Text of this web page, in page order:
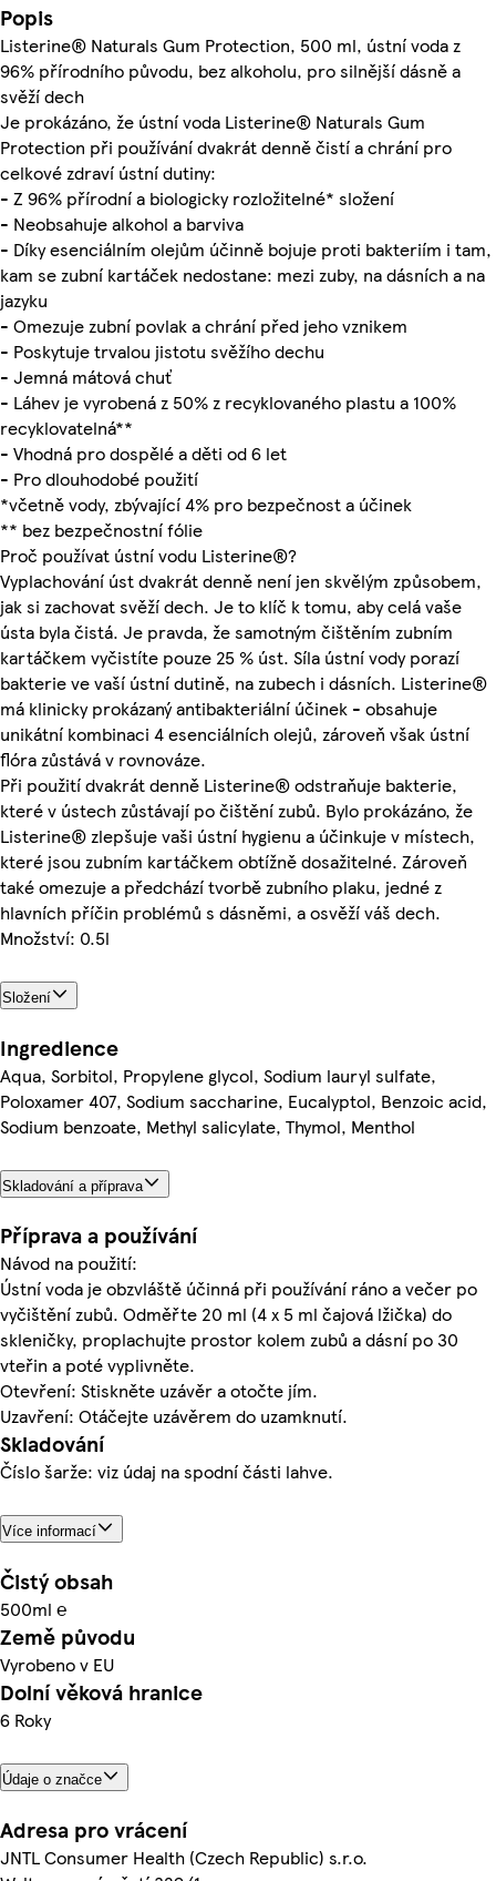
Popis
Listerine® Naturals Gum Protection, 500 ml, ústní voda z
96% přírodního původu, bez alkoholu, pro silnější dásně a
svěží dech
Je prokázáno, že ústní voda Listerine® Naturals Gum
Protection při používání dvakrát denně čistí a chrání pro
celkové zdraví ústní dutiny:
- Z 96% přírodní a biologicky rozložitelné* složení
- Neobsahuje alkohol a barviva
- Díky esenciálním olejům účinně bojuje proti bakteriím i tam,
kam se zubní kartáček nedostane: mezi zuby, na dásních a na
jazyku
- Omezuje zubní povlak a chrání před jeho vznikem
- Poskytuje trvalou jistotu svěžího dechu
- Jemná mátová chuť
- Láhev je vyrobená z 50% z recyklovaného plastu a 100%
recyklovatelná**
- Vhodná pro dospělé a děti od 6 let
- Pro dlouhodobé použití
*včetně vody, zbývající 4% pro bezpečnost a účinek
** bez bezpečnostní fólie
Proč používat ústní vodu Listerine®?
Vyplachování úst dvakrát denně není jen skvělým způsobem,
jak si zachovat svěží dech. Je to klíč k tomu, aby celá vaše
ústa byla čistá. Je pravda, že samotným čištěním zubním
kartáčkem vyčistíte pouze 25 % úst. Síla ústní vody porazí
bakterie ve vaší ústní dutině, na zubech i dásních. Listerine®
má klinicky prokázaný antibakteriální účinek - obsahuje
unikátní kombinaci 4 esenciálních olejů, zároveň však ústní
flóra zůstává v rovnováze.
Při použití dvakrát denně Listerine® odstraňuje bakterie,
které v ústech zůstávají po čištění zubů. Bylo prokázáno, že
Listerine® zlepšuje vaši ústní hygienu a účinkuje v místech,
které jsou zubním kartáčkem obtížně dosažitelné. Zároveň
také omezuje a předchází tvorbě zubního plaku, jedné z
hlavních příčin problémů s dásněmi, a osvěží váš dech.
Množství: 0.5l
Složení
Ingredience
Aqua, Sorbitol, Propylene glycol, Sodium lauryl sulfate,
Poloxamer 407, Sodium saccharine, Eucalyptol, Benzoic acid,
Sodium benzoate, Methyl salicylate, Thymol, Menthol
Skladování a příprava
Příprava a používání
Návod na použití:
Ústní voda je obzvláště účinná při používání ráno a večer po
vyčištění zubů. Odměřte 20 ml (4 x 5 ml čajová lžička) do
skleničky, proplachujte prostor kolem zubů a dásní po 30
vteřin a poté vyplivněte.
Otevření: Stiskněte uzávěr a otočte jím.
Uzavření: Otáčejte uzávěrem do uzamknutí.
Skladování
Číslo šarže: viz údaj na spodní části lahve.
Více informací
Čistý obsah
500ml ℮
Země původu
Vyrobeno v EU
Dolní věková hranice
6 Roky
Údaje o značce
Adresa pro vrácení
JNTL Consumer Health (Czech Republic) s.r.o.